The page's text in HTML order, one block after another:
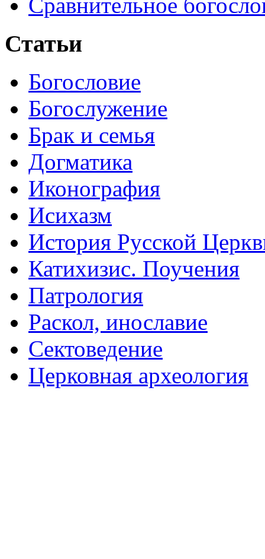
Статьи
Богословие
Богослужение
Брак и семья
Догматика
Иконография
Исихазм
История Русской
Катихизис. Поучения
Патрология
Раскол, инославие
Сектоведение
Церковная археология